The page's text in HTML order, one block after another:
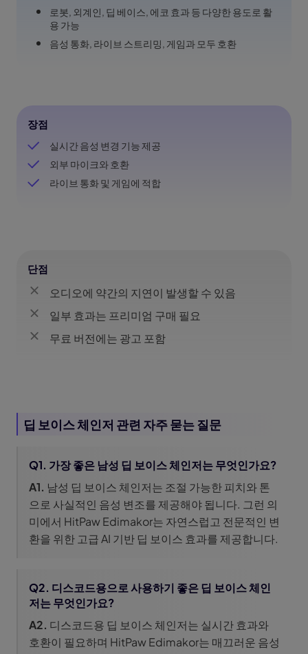
로봇, 외계인, 딥 베이스, 에코 효과 등 다양한 용도로 활
용 가능
음성 통화, 라이브 스트리밍, 게임과 모두 호환
장점
실시간 음성 변경 기능 제공
외부 마이크와 호환
라이브 통화 및 게임에 적합
단점
오디오에 약간의 지연이 발생할 수 있음
일부 효과는 프리미엄 구매 필요
무료 버전에는 광고 포함
딥 보이스 체인저 관련 자주 묻는 질문
Q1. 가장 좋은 남성 딥 보이스 체인저는 무엇인가요?
A1. 남성 딥 보이스 체인저는 조절 가능한 피치와 톤
으로 사실적인 음성 변조를 제공해야 됩니다. 그런 의
미에서 HitPaw Edimakor는 자연스럽고 전문적인 변
환을 위한 고급 AI 기반 딥 보이스 효과를 제공합니다.
Q2. 디스코드용으로 사용하기 좋은 딥 보이스 체인
저는 무엇인가요?
A2. 디스코드용 딥 보이스 체인저는 실시간 효과와
호환이 필요하며 HitPaw Edimakor는 매끄러운 음성